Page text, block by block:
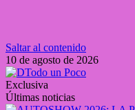
Saltar al contenido
10 de agosto de 2026
Exclusiva
Últimas noticias